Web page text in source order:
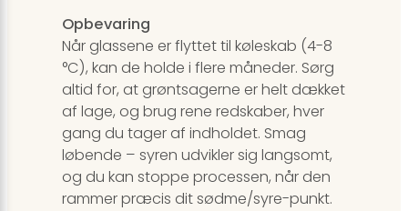
Opbevaring
Når glassene er flyttet til køleskab (4-8
°C), kan de holde i flere måneder. Sørg
altid for, at grøntsagerne er helt dækket
af lage, og brug rene redskaber, hver
gang du tager af indholdet. Smag
løbende – syren udvikler sig langsomt,
og du kan stoppe processen, når den
rammer præcis dit sødme/syre-punkt.